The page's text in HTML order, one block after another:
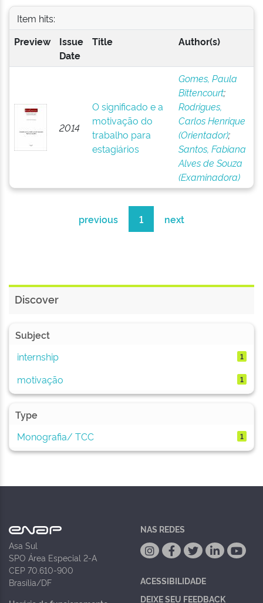
Item hits:
Preview
Issue
Date
Title Author(s)
2014
O significado e a
motivação do
trabalho para
estagiários
Gomes, Paula
Bittencourt;
Rodrigues,
Carlos Henrique
(Orientador);
Santos, Fabiana
Alves de Souza
(Examinadora)
previous 1 next
Discover
Subject
internship
1
motivação 1
Type
Monografia/ TCC
1
Asa Sul
SPO Área Especial 2-A
CEP 70.610-900
Brasília/DF
NAS REDES
ACESSIBILIDADE
DEIXE SEU FEEDBACK